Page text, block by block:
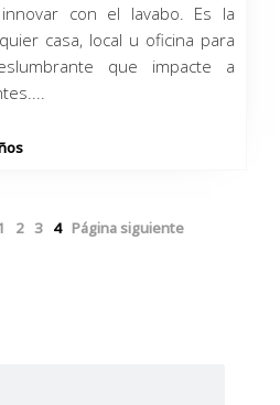
con el lavabo. Es la
casa, local u oficina para
que impacte a
2 3 4 Página siguiente